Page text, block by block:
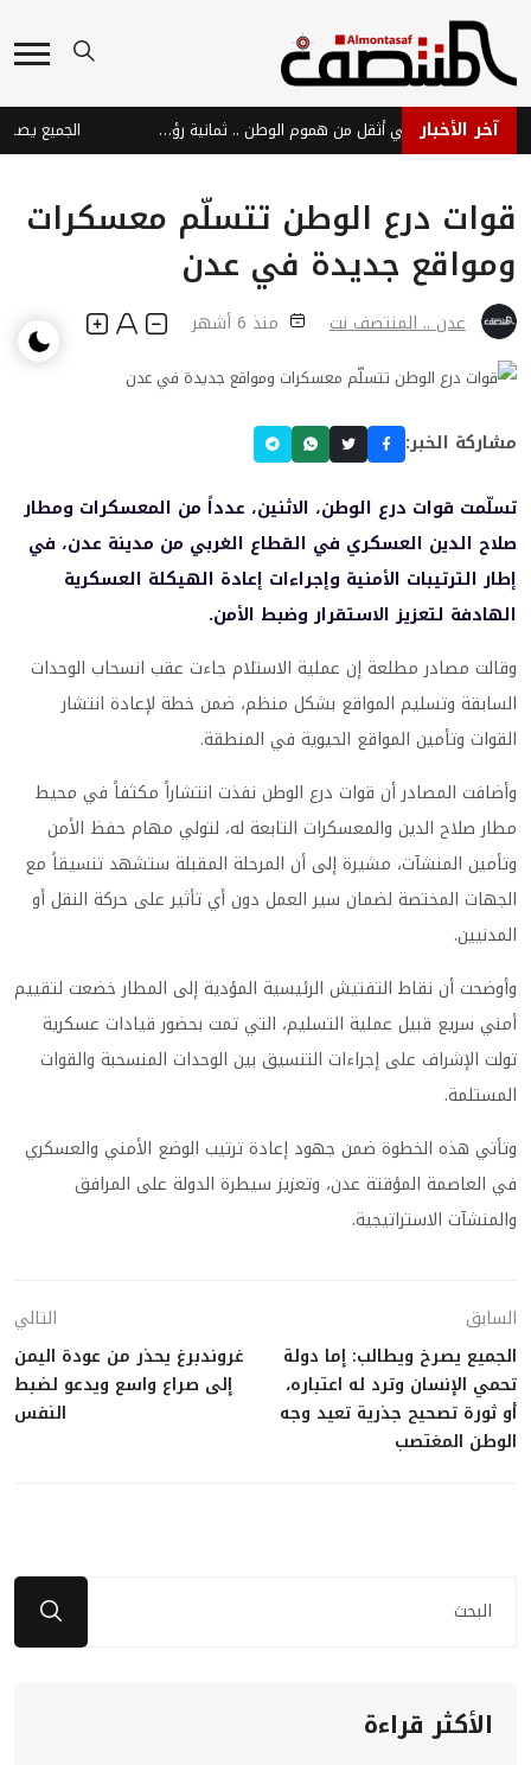
آخر الأخبار حين تصبح الكراسي أثقل من هموم الوطن .. ثمانية رؤوس وألف مستشار
قوات درع الوطن تتسلّم معسكرات
ومواقع جديدة في عدن
عدن .. المنتصف نت منذ 6 أشهر
مشاركة الخبر:
تسلّمت قوات درع الوطن، الاثنين، عدداً من المعسكرات ومطار
صلاح الدين العسكري في القطاع الغربي من مدينة عدن، في
إطار الترتيبات الأمنية وإجراءات إعادة الهيكلة العسكرية
الهادفة لتعزيز الاستقرار وضبط الأمن.
وقالت مصادر مطلعة إن عملية الاستلام جاءت عقب انسحاب الوحدات
السابقة وتسليم المواقع بشكل منظم، ضمن خطة لإعادة انتشار
القوات وتأمين المواقع الحيوية في المنطقة.
وأضافت المصادر أن قوات درع الوطن نفذت انتشاراً مكثفاً في محيط
مطار صلاح الدين والمعسكرات التابعة له، لتولي مهام حفظ الأمن
وتأمين المنشآت، مشيرة إلى أن المرحلة المقبلة ستشهد تنسيقاً مع
الجهات المختصة لضمان سير العمل دون أي تأثير على حركة النقل أو
المدنيين.
وأوضحت أن نقاط التفتيش الرئيسية المؤدية إلى المطار خضعت لتقييم
أمني سريع قبيل عملية التسليم، التي تمت بحضور قيادات عسكرية
تولت الإشراف على إجراءات التنسيق بين الوحدات المنسحبة والقوات
المستلمة.
وتأتي هذه الخطوة ضمن جهود إعادة ترتيب الوضع الأمني والعسكري
في العاصمة المؤقتة عدن، وتعزيز سيطرة الدولة على المرافق
والمنشآت الاستراتيجية.
السابق
الجميع يصرخ ويطالب: إما دولة
تحمي الإنسان وترد له اعتباره،
أو ثورة تصحيح جذرية تعيد وجه
الوطن المغتصب
التالي
غروندبرغ يحذر من عودة اليمن
إلى صراع واسع ويدعو لضبط
النفس
الأكثر قراءة